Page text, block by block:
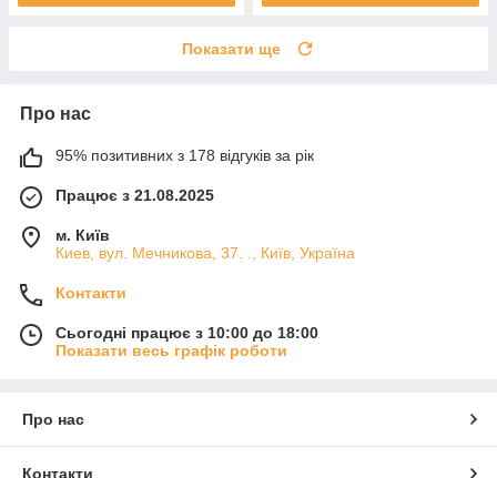
Показати ще
Про нас
95% позитивних з 178 відгуків за рік
Працює з 21.08.2025
м. Київ
Киев, вул. Мечникова, 37. ., Київ, Україна
Контакти
Сьогодні працює з 10:00 до 18:00
Показати весь графік роботи
Про нас
Контакти